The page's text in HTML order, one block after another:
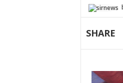
SHARE